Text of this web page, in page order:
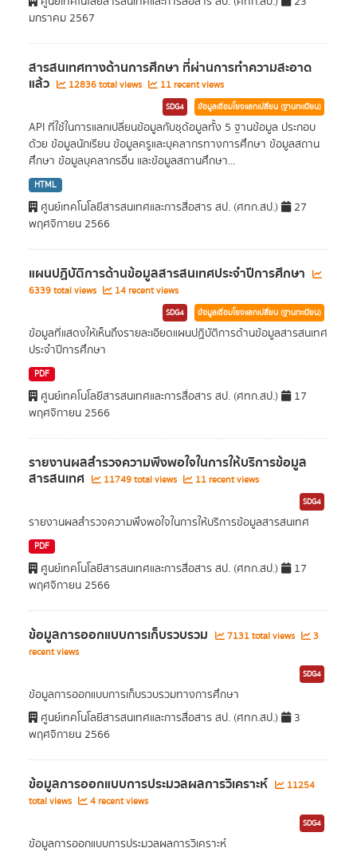
มกราคม 2567
สารสนเทศทางด้านการศึกษา ที่ผ่านการทำความสะอาด
แล้ว 12836 total views 11 recent views
SDG4 ข้อมูลเชื่อมโยงแลกเปลี่ยน (ฐานทะเบียน)
API ที่ใช้ในการแลกเปลี่ยนข้อมูลกับชุด้อมูลทั้ง 5 ฐานข้อมูล ประกอบ
ด้วย ข้อมูลนักเรียน ข้อมูลครูและบุคลากรทางการศึกษา ข้อมูลสถาน
ศึกษา ข้อมูลบุคลากรอื่น และข้อมูลสถานศึกษา...
HTML
ศูนย์เทคโนโลยีสารสนเทศและการสื่อสาร สป. (ศทก.สป.)
27
พฤศจิกายน 2566
แผนปฏิบัติการด้านข้อมูลสารสนเทศประจำปีการศึกษา
6339 total views 14 recent views
SDG4 ข้อมูลเชื่อมโยงแลกเปลี่ยน (ฐานทะเบียน)
ข้อมูลที่แสดงให้เห็นถึงรายละเอียดแผนปฏิบัติการด้านข้อมูลสารสนเทศ
ประจำปีการศึกษา
PDF
ศูนย์เทคโนโลยีสารสนเทศและการสื่อสาร สป. (ศทก.สป.)
17
พฤศจิกายน 2566
รายงานผลสำรวจความพึงพอใจในการให้บริการข้อมูล
สารสนเทศ 11749 total views 11 recent views
SDG4
รายงานผลสำรวจความพึงพอใจในการให้บริการข้อมูลสารสนเทศ
PDF
ศูนย์เทคโนโลยีสารสนเทศและการสื่อสาร สป. (ศทก.สป.)
17
พฤศจิกายน 2566
ข้อมูลการออกแบบการเก็บรวบรวม 7131 total views
3
recent views
SDG4
ข้อมูลการออกแบบการเก็บรวบรวมทางการศึกษา
ศูนย์เทคโนโลยีสารสนเทศและการสื่อสาร สป. (ศทก.สป.)
3
พฤศจิกายน 2566
ข้อมูลการออกแบบการประมวลผลการวิเคราะห์
11254
total views
4 recent views
SDG4
ข้อมูลการออกแบบการประมวลผลการวิเคราะห์